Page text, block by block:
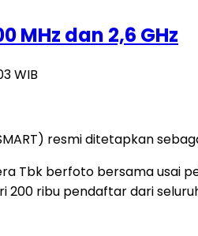
MHz dan 2,6 GHz
WIB
resmi ditetapkan